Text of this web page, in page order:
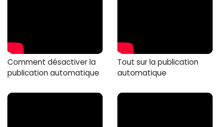
Comment désactiver la
publication automatique
Tout sur la publication
automatique